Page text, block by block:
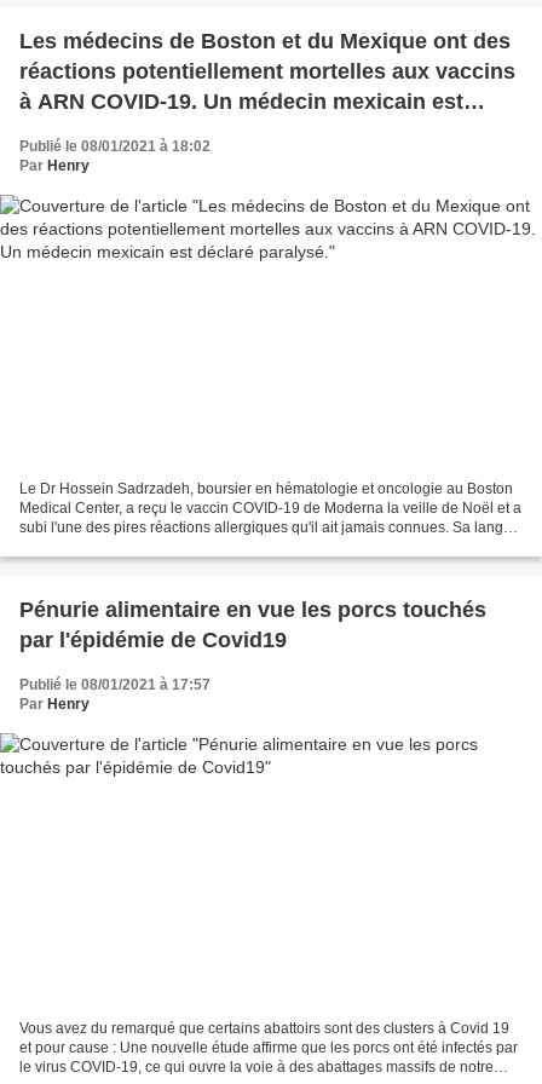
Les médecins de Boston et du Mexique ont des
réactions potentiellement mortelles aux vaccins
à ARN COVID-19. Un médecin mexicain est
Publié le 08/01/2021 à 18:02
Par Henry
Le Dr Hossein Sadrzadeh, boursier en hématologie et oncologie au Boston
Medical Center, a reçu le vaccin COVID-19 de Moderna la veille de Noël et a
subi l'une des pires réactions allergiques qu'il ait jamais connues. Sa langue
Pénurie alimentaire en vue les porcs touchés
par l'épidémie de Covid19
Publié le 08/01/2021 à 17:57
Par Henry
Vous avez du remarqué que certains abattoirs sont des clusters à Covid 19
et pour cause : Une nouvelle étude affirme que les porcs ont été infectés par
le virus COVID-19, ce qui ouvre la voie à des abattages massifs de notre